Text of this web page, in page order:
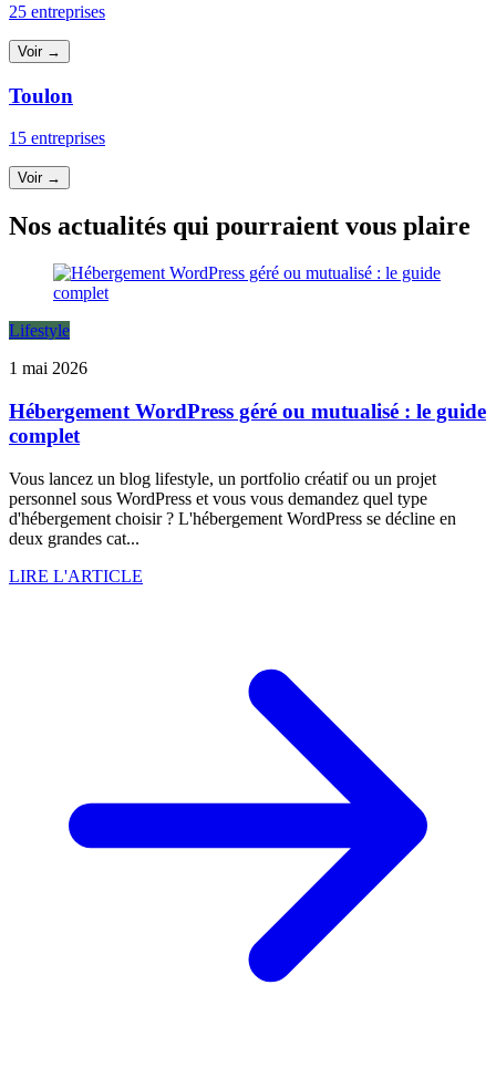
25 entreprises
Voir →
Toulon
15 entreprises
Voir →
Nos actualités qui pourraient vous plaire
Lifestyle
1 mai 2026
Hébergement WordPress géré ou mutualisé : le guide
complet
Vous lancez un blog lifestyle, un portfolio créatif ou un projet
personnel sous WordPress et vous vous demandez quel type
d'hébergement choisir ? L'hébergement WordPress se décline en
deux grandes cat...
LIRE L'ARTICLE